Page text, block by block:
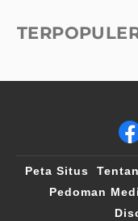
Peta Situs
Pedoman